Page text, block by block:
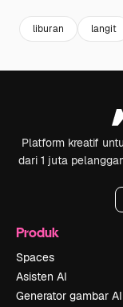
liburan langit
Platform kreatif
dari 1 juta
Produk
Spaces
Asisten AI
Generator gambar AI